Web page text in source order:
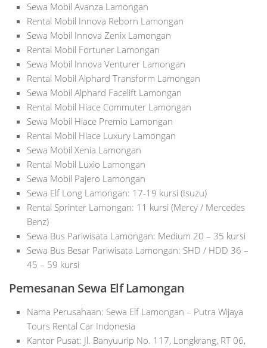
Sewa Mobil Avanza Lamongan
Rental Mobil Innova Reborn Lamongan
Sewa Mobil Innova Zenix Lamongan
Rental Mobil Fortuner Lamongan
Sewa Mobil Innova Venturer Lamongan
Rental Mobil Alphard Transform Lamongan
Sewa Mobil Alphard Facelift Lamongan
Rental Mobil Hiace Commuter Lamongan
Sewa Mobil Hiace Premio Lamongan
Rental Mobil Hiace Luxury Lamongan
Sewa Mobil Xenia Lamongan
Rental Mobil Luxio Lamongan
Sewa Mobil Pajero Lamongan
Sewa Elf Long Lamongan: 17-19 kursi (Isuzu)
Rental Sprinter Lamongan: 11 kursi (Mercy / Mercedes
Benz)
Sewa Bus Pariwisata Lamongan: Medium 20 – 35 kursi
Sewa Bus Besar Pariwisata Lamongan: SHD / HDD 36 –
45 – 59 kursi
Pemesanan Sewa Elf Lamongan
Nama Perusahaan: Sewa Elf Lamongan – Putra Wijaya
Tours Rental Car Indonesia
Kantor Pusat: Jl. Banyuurip No. 117, Longkrang, RT 06,